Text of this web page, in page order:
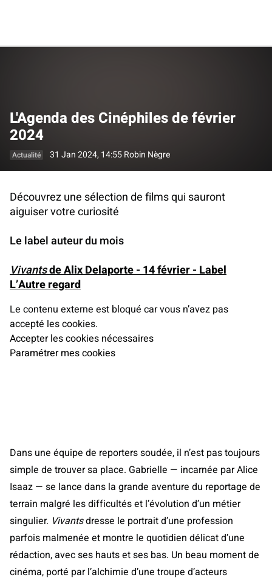
L'Agenda des Cinéphiles de février
2024
Actualité 31 Jan 2024, 14:55Robin Nègre
Découvrez une sélection de films qui sauront
aiguiser votre curiosité
Le label auteur du mois
Vivantsde Alix Delaporte - 14 février - Label
L’Autre regard
Le contenu externe est bloqué car vous n’avez pas
accepté les cookies.
Accepter les cookies nécessaires
Paramétrer mes cookies
Dans une équipe de reporters soudée, il n’est pas toujours
simple de trouver sa place. Gabrielle — incarnée par Alice
Isaaz — se lance dans la grande aventure du reportage de
terrain malgré les difficultés et l’évolution d’un métier
singulier. Vivantsdresse le portrait d’une profession
parfois malmenée et montre le quotidien délicat d’une
rédaction, avec ses hauts et ses bas. Un beau moment de
cinéma, porté par l’alchimie d’une troupe d’acteurs